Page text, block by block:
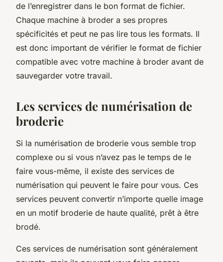
de l’enregistrer dans le bon format de fichier.
Chaque machine à broder a ses propres
spécificités et peut ne pas lire tous les formats. Il
est donc important de vérifier le format de fichier
compatible avec votre machine à broder avant de
sauvegarder votre travail.
Les services de numérisation de
broderie
Si la numérisation de broderie vous semble trop
complexe ou si vous n’avez pas le temps de le
faire vous-même, il existe des services de
numérisation qui peuvent le faire pour vous. Ces
services peuvent convertir n’importe quelle image
en un motif broderie de haute qualité, prêt à être
brodé.
Ces services de numérisation sont généralement